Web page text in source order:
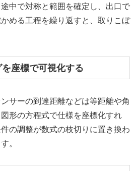
中で対称と範囲を確定し、出口で
める工程を繰り返すと、取りこぼ
座標で可視化する
サーの到達距離などは等距離や角
形の方程式で仕様を座標化すれ
の調整が数式の枝切りに置き換わ
。